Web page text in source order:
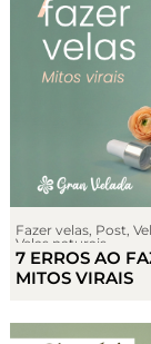
Fazer velas Post
Velas naturais
7 ERROS AO
MITOS VIRAIS